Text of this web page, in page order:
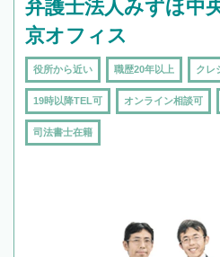
弁護士法人みずほ中
京オフィス
役所から近い 職歴20年以上 クレ
19時以降TEL可 オンライン相談可
司法書士在籍